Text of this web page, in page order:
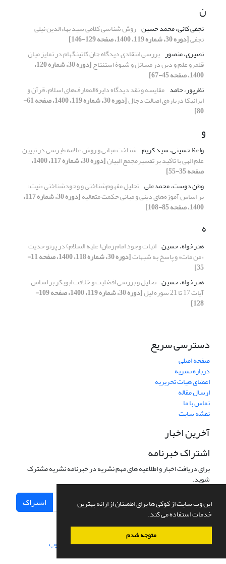
این وب سایت از کوکی ها برای اطمینان از ارائه بهترین
خدمات استفاده می کند.
متوجه شدم
ن
نجفی کانی، محمد حسین روش شناسی کلامی سید بهاءالدین نیلی
نجفی[دوره 30، شماره 119، 1400، صفحه 129-146]
نصیری، منصور بررسی انتقادی دیدگاه جان کاتینگهام در تمایز میان
قلمرو علم و دین در مسائل و شیوۀ استنتاج [دوره 30، شماره 120،
1400، صفحه 45-67]
نظرپور، حامد مقایسه و نقد دیدگاه دایرةالمعارف‌های اسلام، قرآن و
ایرانیکا درباره‌ی اصالت دجال [دوره 30، شماره 119، 1400، صفحه 61-
80]
و
واعظ حسینی، سید کریم شناخت مبانی و روش علامه طبرسی در تبیین
علم الهی با تاکید بر تفسیرمجمع البیان [دوره 30، شماره 117، 1400،
صفحه 35-55]
وطن دوست، محمدعلی تحلیل مفهوم‌شناختی و وجودشناختی «نیت»
بر اساس آموزه‌های دینی و مبانی حکمت متعالیه [دوره 30، شماره 117،
1400، صفحه 85-108]
ه
هنرخواه، حسین اثبات وجود امام زمان( علیه السلام) در پرتو حدیث
«من مات» و پاسخ به شبهات [دوره 30، شماره 118، 1400، صفحه 11-
35]
هنرخواه، حسین تحلیل و بررسی افضلیت و خلافت ابوبکر بر اساس
آیات 17 تا 21 سوره لیل [دوره 30، شماره 119، 1400، صفحه 109-
128]
دسترسی سریع
صفحه اصلی
درباره نشریه
اعضای هیات تحریریه
ارسال مقاله
تماس با ما
نقشه سایت
آخرین اخبار
اشتراک خبرنامه
برای دریافت اخبار و اطلاعیه های مهم نشریه در خبرنامه نشریه مشترک
شوید.
اشتراک
سامانه مدیریت نشریات علمی.طراحی و پیاده سازی از سیناوب